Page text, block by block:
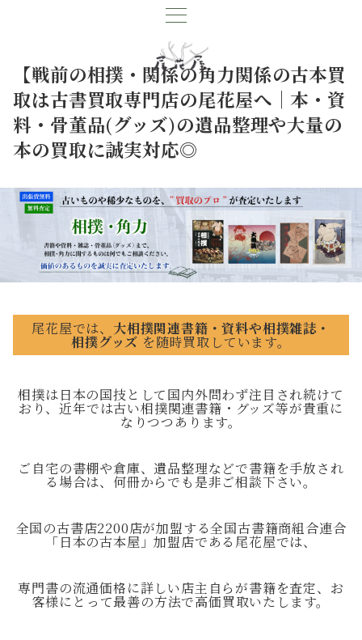
【戦前の相撲・関係の角力関係の古本買
取は古書買取専門店の尾花屋へ｜本・資
料・骨董品(グッズ)の遺品整理や大量の
本の買取に誠実対応◎
尾花屋では、 大相撲関連書籍・資料や相撲雑誌・
相撲グッズ を随時買取しています。
相撲は日本の国技として国内外問わず注目され続けて
おり、近年では古い相撲関連書籍・グッズ等が貴重に
なりつつあります。
ご自宅の書棚や倉庫、遺品整理などで書籍を手放され
る場合は、何冊からでも是非ご相談下さい。
全国の古書店2200店が加盟する全国古書籍商組合連合
「日本の古本屋」加盟店である尾花屋では、
専門書の流通価格に詳しい店主自らが書籍を査定、お
客様にとって最善の方法で高価買取いたします。